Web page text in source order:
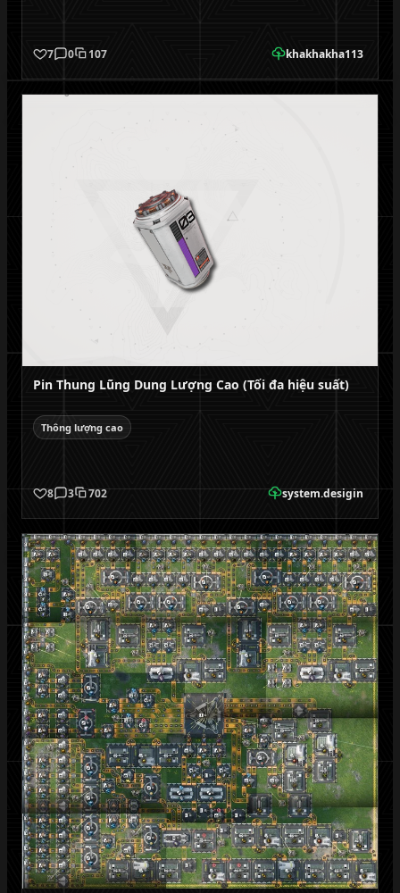
7 0 107 khakhakha113
Pin Thung Lũng Dung Lượng Cao (Tối đa hiệu suất)
Thông lượng cao
8 3 702 system.desigin